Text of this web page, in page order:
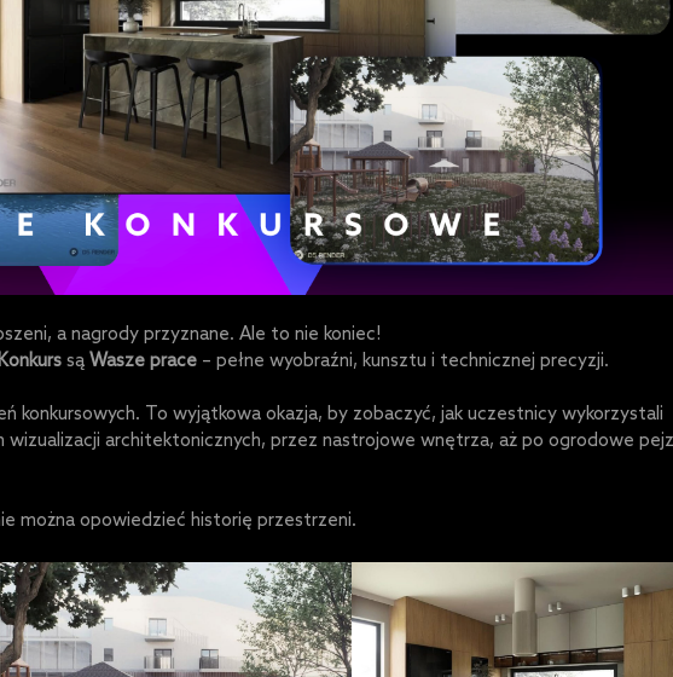
a nagrody przyznane. Ale to nie koniec!
są Wasze prace– pełne wyobraźni, kunsztu i technicznej precyzji.
konkursowych. To wyjątkowa okazja, by zobaczyć, jak uczestnicy wykorzystali
wizualizacji architektonicznych, przez nastrojowe wnętrza, aż po ogrodowe
można opowiedzieć historię przestrzeni.